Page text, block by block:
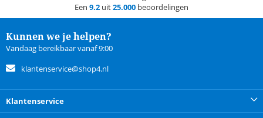
Een 9.2 uit25.000 beoordelingen
Kunnen we je helpen?
Vandaag bereikbaar vanaf 9:00
klantenservice@shop4.nl
Klantenservice